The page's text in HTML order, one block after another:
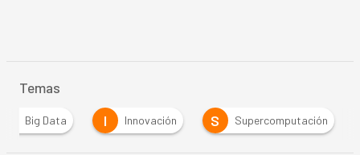
Temas
Big Data I Innovación S
Supercomputación